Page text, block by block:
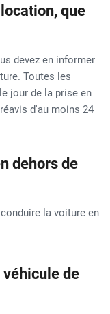
que
devez en informer
Toutes les
jour de la prise en
d'au moins 24
dehors de
la voiture en
de